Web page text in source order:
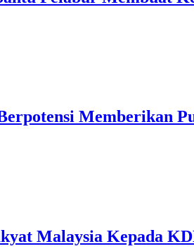
Memberikan
Malaysia Kepada